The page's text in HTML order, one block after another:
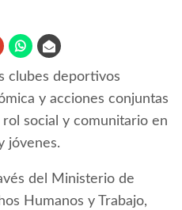
clubes deportivos
y acciones conjuntas
social y comunitario en
jóvenes.
del Ministerio de
Humanos y Trabajo,